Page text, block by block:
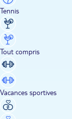
Tennis
Tout compris
Vacances sportives